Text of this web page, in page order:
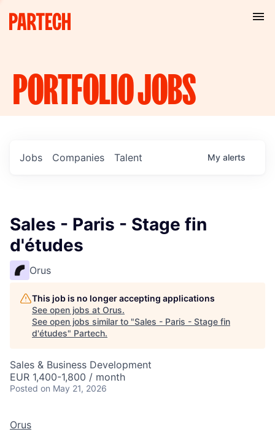
PORTFOLIOJOBS
Jobs Companies Talent My alerts
Sales - Paris - Stage fin
d'études
Orus
This job is no longer accepting applications
See open jobs at Orus.
See open jobs similar to "Sales - Paris - Stage fin
d'études" Partech.
Sales & Business Development
EUR 1,400-1,800 / month
Posted on May 21, 2026
Orus